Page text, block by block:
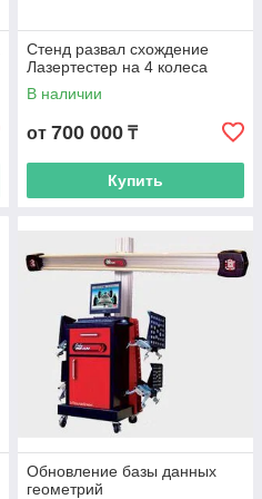
Стенд развал схождение
Лазертестер на 4 колеса
В наличии
от 700 000 ₸
Купить
Обновление базы данных
геометрий